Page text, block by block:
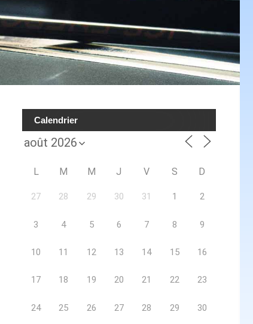
Calendrier
L M M J V S D
27 28 29 30 31 1 2
3 4 5 6 7 8 9
10 11 12 13 14 15 16
17 18 19 20 21 22 23
24 25 26 27 28 29 30